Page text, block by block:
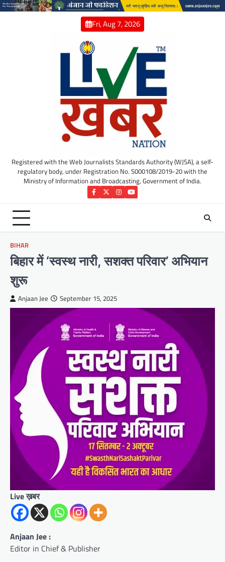
Skip
Fri, Aug 7, 2026
Registered with the Web Journalists Standards Authority (WJSA), a self-
regulatory body, under Registration No. S000108/2019-20 with the
Ministry of Information and Broadcasting, Government of India.
Facebook
TwitterInstagram
YouTube
BIHAR
बिहार में ‘स्वस्थ नारी, सशक्त परिवार’ अभियान
शुरू
Anjaan Jee September 15, 2025
Live ख़बर
Anjaan Jee :
Editor in Chief & Publisher